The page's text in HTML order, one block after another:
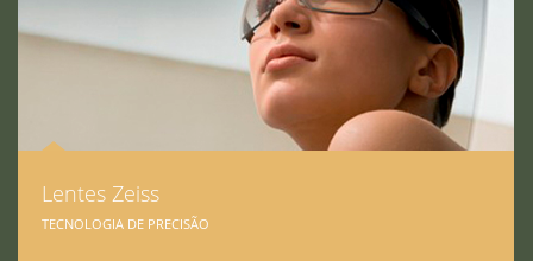
Lentes Zeiss
TECNOLOGIA DE PRECISÃO